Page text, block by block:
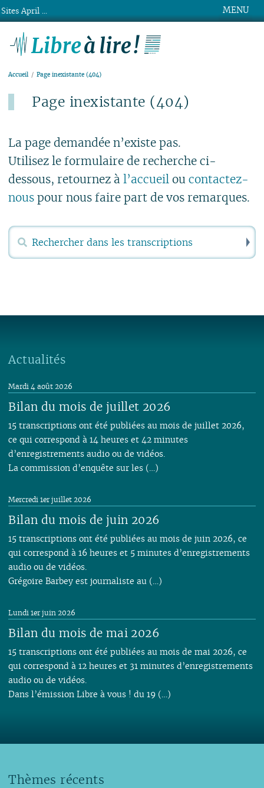
MENU
Accueil Page inexistante (404)
Page inexistante (404)
La page demandée n’existe pas.
Utilisez le formulaire de recherche ci-
dessous, retournez àl’accueil oucontactez-
nous pour nous faire part de vos remarques.
Rechercher :
Actualités
Bilan du mois de juillet 2026
Mardi 4 août 2026
15 transcriptions ont été publiées au mois de juillet 2026,
ce qui correspond à 14 heures et 42 minutes
d’enregistrements audio ou de vidéos.
La commission d’enquête sur les (…)
Bilan du mois de juin 2026
Mercredi 1er juillet 2026
15 transcriptions ont été publiées au mois de juin 2026, ce
qui correspond à 16 heures et 5 minutes d’enregistrements
audio ou de vidéos.
Grégoire Barbey est journaliste au (…)
Bilan du mois de mai 2026
Lundi 1er juin 2026
15 transcriptions ont été publiées au mois de mai 2026, ce
qui correspond à 12 heures et 31 minutes d’enregistrements
audio ou de vidéos.
Dans l’émission Libre à vous ! du 19 (…)
Thèmes récents
Sites April ...